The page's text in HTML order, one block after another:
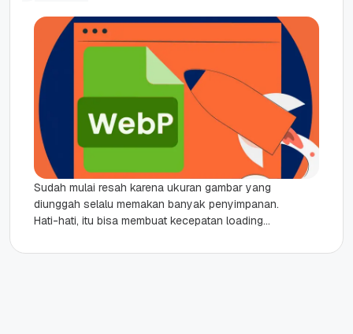
Sudah mulai resah karena ukuran gambar yang
diunggah selalu memakan banyak penyimpanan.
Hati-hati, itu bisa membuat kecepatan loading
Sahabat...